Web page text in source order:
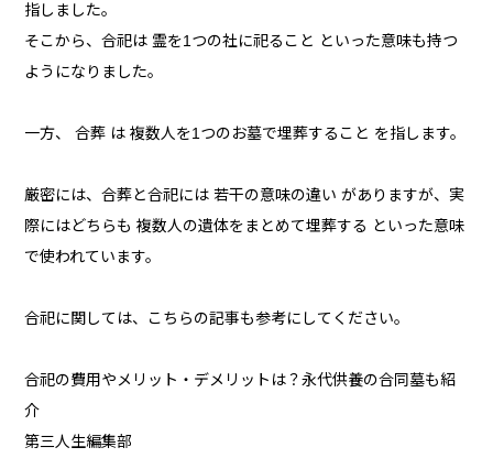
指しました。
そこから、合祀は 霊を1つの社に祀ること といった意味も持つ
ようになりました。
一方、 合葬 は 複数人を1つのお墓で埋葬すること を指します。
厳密には、合葬と合祀には 若干の意味の違い がありますが、実
際にはどちらも 複数人の遺体をまとめて埋葬する といった意味
で使われています。
合祀に関しては、こちらの記事も参考にしてください。
合祀の費用やメリット・デメリットは？永代供養の合同墓も紹
介
第三人生編集部